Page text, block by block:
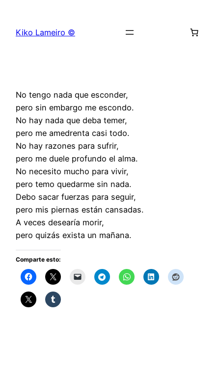
contenido
Kiko Lameiro ©
No tengo nada que esconder,
pero sin embargo me escondo.
No hay nada que deba temer,
pero me amedrenta casi todo.
No hay razones para sufrir,
pero me duele profundo el alma.
No necesito mucho para vivir,
pero temo quedarme sin nada.
Debo sacar fuerzas para seguir,
pero mis piernas están cansadas.
A veces desearía morir,
pero quizás exista un mañana.
Comparte esto: